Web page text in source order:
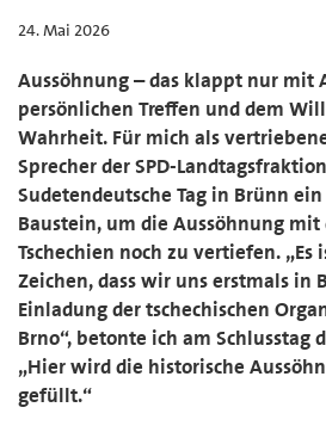
24. Mai 2026
Aussöhnung – das klappt nur mit
persönlichen Treffen und dem
Wahrheit. Für mich als
Sprecher der SPD-
Sudetendeutsche Tag in Brünn
Baustein, um die Aussöhnung mit
Tschechien noch zu vertiefen.
Zeichen, dass wir uns erstmals in
Einladung der tschechischen
Brno“, betonte ich am Schlusstag
„Hier wird die historische
gefüllt.“